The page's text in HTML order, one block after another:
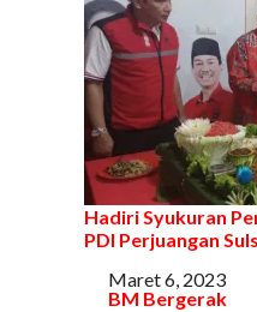
Hadiri Syukuran
PDI Perjuangan
Tanggal
Maret 6, 2023
Sehubungan dengan
BM Bergerak